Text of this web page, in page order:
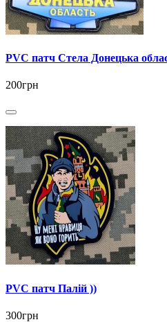
PVC патч Стела Донецька
200грн
PVC патч Палій ))
300грн